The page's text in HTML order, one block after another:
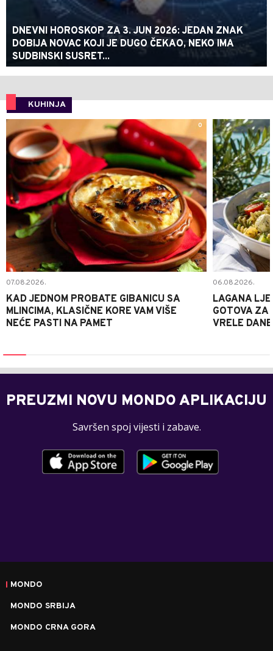
DNEVNI HOROSKOP ZA 3. JUN 2026: JEDAN ZNAK
DOBIJA NOVAC KOJI JE DUGO ČEKAO, NEKO IMA
SUDBINSKI SUSRET...
KUHINJA
0
07.08.2026.
KAD JEDNOM PROBATE GIBANICU SA
MLINCIMA, KLASIČNE KORE VAM VIŠE
NEĆE PASTI NA PAMET
06.08.2026.
LAGANA
GOTOVA ZA
VRELE DANE
PREUZMI NOVU MONDO APLIKACIJU
Savršen spoj vijesti i zabave.
MONDO
MONDO SRBIJA
MONDO CRNA GORA